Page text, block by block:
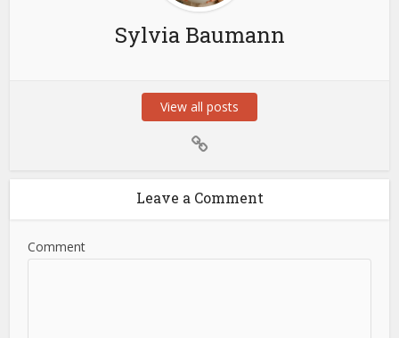
Sylvia Baumann
View all posts
Leave a Comment
Comment